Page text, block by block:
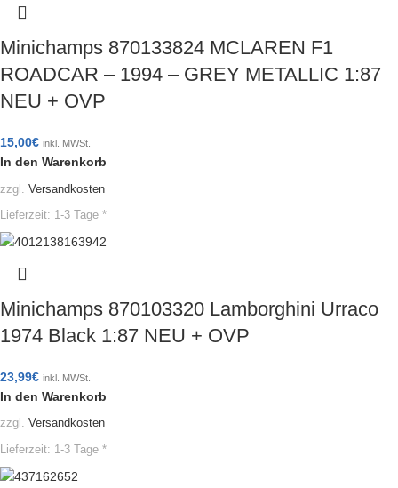
Minichamps 870133824 MCLAREN F1
ROADCAR – 1994 – GREY METALLIC 1:87
NEU + OVP
15,00€ inkl. MWSt.
In den Warenkorb
zzgl. Versandkosten
Lieferzeit: 1-3 Tage *
Minichamps 870103320 Lamborghini Urraco
1974 Black 1:87 NEU + OVP
23,99€ inkl. MWSt.
In den Warenkorb
zzgl. Versandkosten
Lieferzeit: 1-3 Tage *